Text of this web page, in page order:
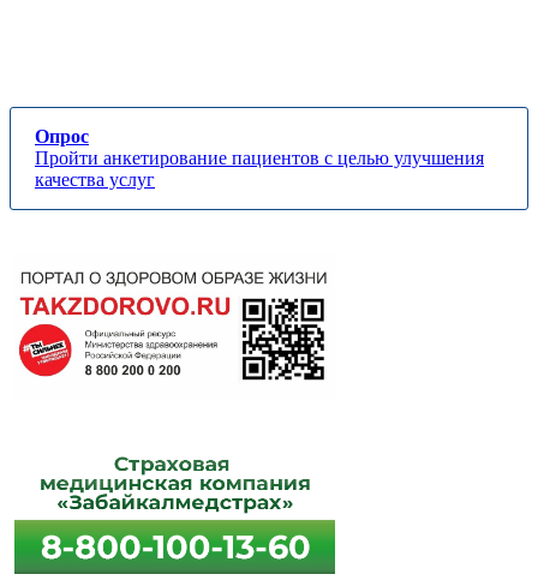
Опрос
Пройти анкетирование пациентов с целью улучшения
качества услуг